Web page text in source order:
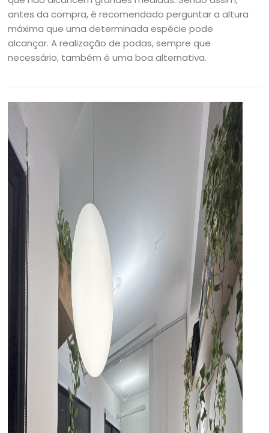
antes da compra, é recomendado perguntar a altura
máxima que uma determinada espécie pode
alcançar. A realização de podas, sempre que
necessário, também é uma boa alternativa.